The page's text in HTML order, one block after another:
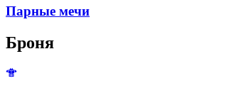
Парные мечи
Броня